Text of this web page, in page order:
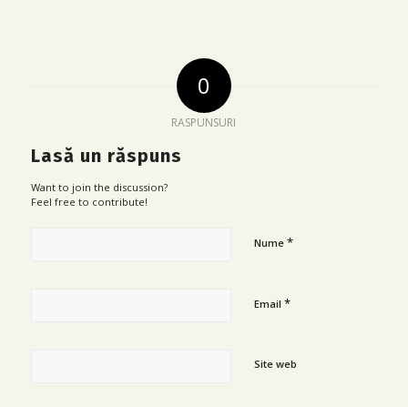
0
RASPUNSURI
Lasă un răspuns
Want to join the discussion?
Feel free to contribute!
Nume *
Email *
Site web